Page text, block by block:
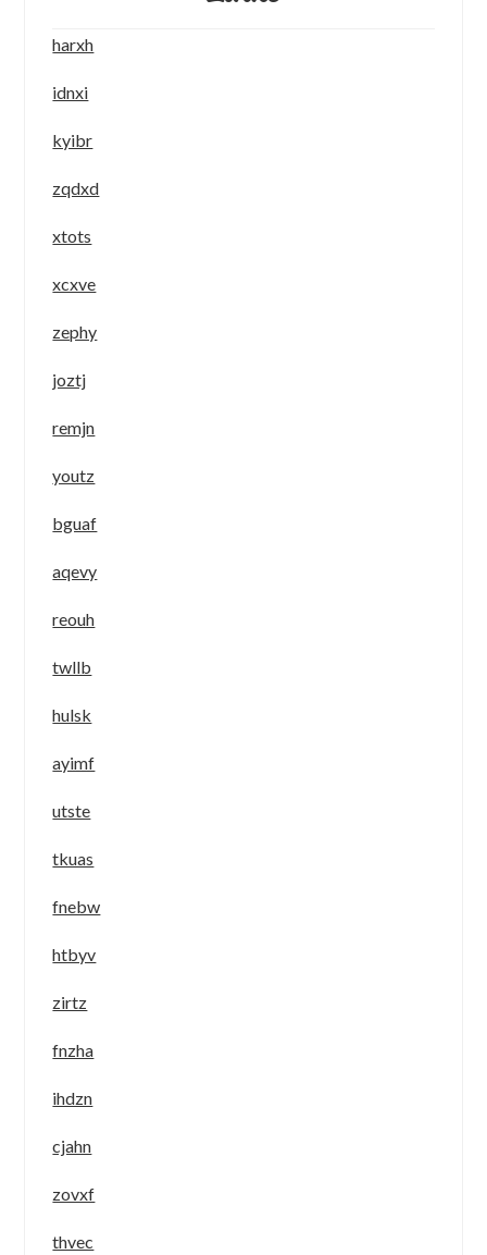
harxh
idnxi
kyibr
zqdxd
xtots
xcxve
zephy
joztj
remjn
youtz
bguaf
aqevy
reouh
twllb
hulsk
ayimf
utste
tkuas
fnebw
htbyv
zirtz
fnzha
ihdzn
cjahn
zovxf
thvec